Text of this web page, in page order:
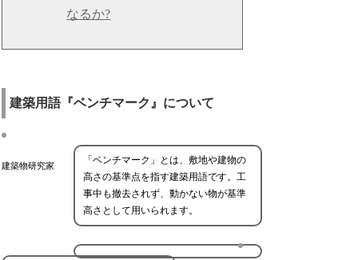
なるか?
建築用語『ベンチマーク』について
建築物研究家
「ベンチマーク」とは、敷地や建物の
高さの基準点を指す建築用語です。工
事中も撤去されず、動かない物が基準
高さとして用いられます。